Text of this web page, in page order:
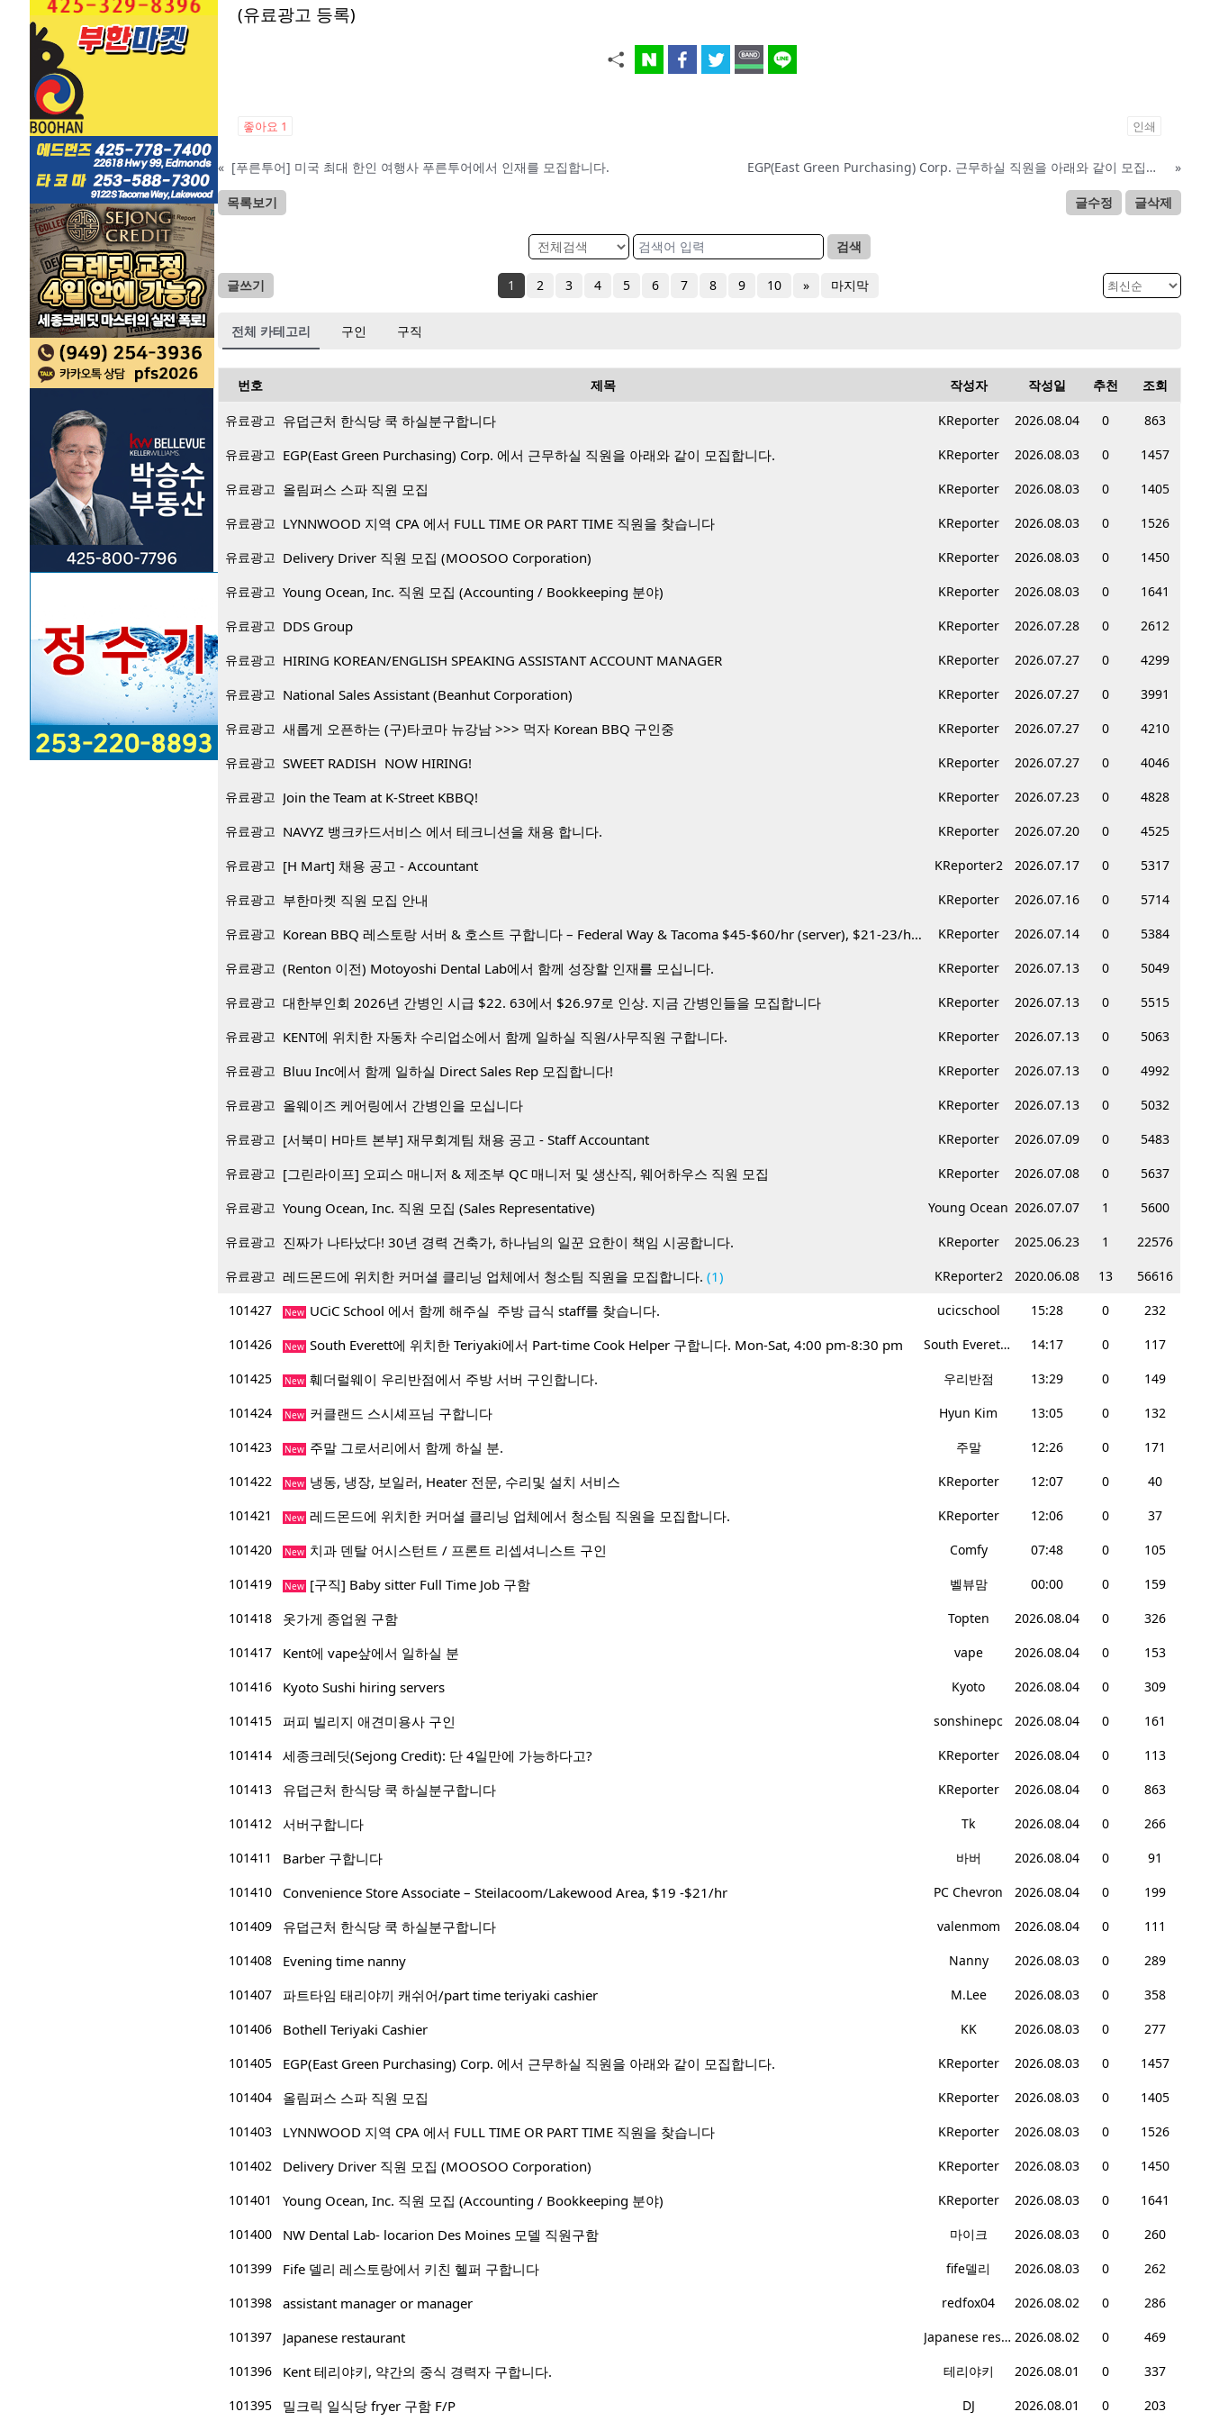
(유료광고 등록)
좋아요 1 인쇄
« [푸른투어] 미국 최대 한인 여행사 푸른투어에서 인재를 모집합니다. EGP(East Green Purchasing) Corp. 근무하실 직원을 아래와 같이 모집합니다. »
목록보기 글수정 글삭제
검색
글쓰기 1 2 3 4 5 6 7 8 9 10 » 마지막
전체 카테고리 구인 구직
번호 제목 작성자 작성일 추천 조회
유료광고 유덥근처 한식당 쿡 하실분구합니다 KReporter 2026.08.04 0
863
유료광고 EGP(East Green Purchasing) Corp. 에서 근무하실 직원을 아래와 같이 모집합니다. KReporter 2026.08.03 0
1457
유료광고 올림퍼스 스파 직원 모집 KReporter 2026.08.03 0
1405
유료광고 LYNNWOOD 지역 CPA 에서 FULL TIME OR PART TIME 직원을 찾습니다 KReporter 2026.08.03 0
1526
유료광고 Delivery Driver 직원 모집 (MOOSOO Corporation) KReporter 2026.08.03 0
1450
유료광고 Young Ocean, Inc. 직원 모집 (Accounting / Bookkeeping 분야) KReporter 2026.08.03 0
1641
유료광고 DDS Group KReporter 2026.07.28 0
2612
유료광고 HIRING KOREAN/ENGLISH SPEAKING ASSISTANT ACCOUNT MANAGER KReporter 2026.07.27 0
4299
유료광고 National Sales Assistant (Beanhut Corporation) KReporter 2026.07.27 0
3991
유료광고 새롭게 오픈하는 (구)타코마 뉴강남 >>> 먹자 Korean BBQ 구인중 KReporter 2026.07.27 0
4210
유료광고 SWEET RADISH NOW HIRING! KReporter 2026.07.27 0
4046
유료광고 Join the Team at K-Street KBBQ! KReporter 2026.07.23 0
4828
유료광고 NAVYZ 뱅크카드서비스 에서 테크니션을 채용 합니다. KReporter 2026.07.20 0
4525
유료광고 [H Mart] 채용 공고 - Accountant KReporter2 2026.07.17 0
5317
유료광고 부한마켓 직원 모집 안내 KReporter 2026.07.16 0
5714
유료광고
Korean BBQ 레스토랑 서버 & 호스트 구합니다 – Federal Way & Tacoma $45-$60/hr (server), $21-23/hr (Host) KReporter 2026.07.14 0
5384
유료광고 (Renton 이전) Motoyoshi Dental Lab에서 함께 성장할 인재를 모십니다. KReporter 2026.07.13 0
5049
유료광고 대한부인회 2026년 간병인 시급 $22. 63에서 $26.97로 인상. 지금 간병인들을 모집합니다 KReporter 2026.07.13 0
5515
유료광고 KENT에 위치한 자동차 수리업소에서 함께 일하실 직원/사무직원 구합니다. KReporter 2026.07.13 0
5063
유료광고 Bluu Inc에서 함께 일하실 Direct Sales Rep 모집합니다! KReporter 2026.07.13 0
4992
유료광고 올웨이즈 케어링에서 간병인을 모십니다 KReporter 2026.07.13 0
5032
유료광고 [서북미 H마트 본부] 재무회계팀 채용 공고 - Staff Accountant KReporter 2026.07.09 0
5483
유료광고 [그린라이프] 오피스 매니저 & 제조부 QC 매니저 및 생산직, 웨어하우스 직원 모집 KReporter 2026.07.08 0
5637
유료광고 Young Ocean, Inc. 직원 모집 (Sales Representative) Young Ocean 2026.07.07 1
5600
유료광고 진짜가 나타났다! 30년 경력 건축가, 하나님의 일꾼 요한이 책임 시공합니다. KReporter 2025.06.23 1
22576
유료광고 레드몬드에 위치한 커머셜 클리닝 업체에서 청소팀 직원을 모집합니다. (1) KReporter2 2020.06.08 13
56616
101427
New UCiC School 에서 함께 해주실 주방 급식 staff를 찾습니다. ucicschool 15:28 0
232
101426
New South Everett에 위치한 Teriyaki에서 Part-time Cook Helper 구합니다. Mon-Sat, 4:00 pm-8:30 pm South Everett Teriyaki 14:17 0
117
101425
New 훼더럴웨이 우리반점에서 주방 서버 구인합니다. 우리반점 13:29 0
149
101424
New 커클랜드 스시셰프님 구합니다 Hyun Kim 13:05 0
132
101423
New 주말 그로서리에서 함께 하실 분. 주말 12:26 0
171
101422
New 냉동, 냉장, 보일러, Heater 전문, 수리및 설치 서비스 KReporter 12:07 0
40
101421
New 레드몬드에 위치한 커머셜 클리닝 업체에서 청소팀 직원을 모집합니다. KReporter 12:06 0
37
101420
New 치과 덴탈 어시스턴트 / 프론트 리셉셔니스트 구인 Comfy 07:48 0
105
101419
New [구직] Baby sitter Full Time Job 구함 벨뷰맘 00:00 0
159
101418
옷가게 종업원 구함 Topten 2026.08.04 0
326
101417
Kent에 vape샆에서 일하실 분 vape 2026.08.04 0
153
101416
Kyoto Sushi hiring servers Kyoto 2026.08.04 0
309
101415
퍼피 빌리지 애견미용사 구인 sonshinepc 2026.08.04 0
161
101414
세종크레딧(Sejong Credit): 단 4일만에 가능하다고? KReporter 2026.08.04 0
113
101413
유덥근처 한식당 쿡 하실분구합니다 KReporter 2026.08.04 0
863
101412
서버구합니다 Tk 2026.08.04 0
266
101411
Barber 구합니다 바버 2026.08.04 0
91
101410
Convenience Store Associate – Steilacoom/Lakewood Area, $19 -$21/hr PC Chevron 2026.08.04 0
199
101409
유덥근처 한식당 쿡 하실분구합니다 valenmom 2026.08.04 0
111
101408
Evening time nanny Nanny 2026.08.03 0
289
101407
파트타임 태리야끼 캐쉬어/part time teriyaki cashier M.Lee 2026.08.03 0
358
101406
Bothell Teriyaki Cashier KK 2026.08.03 0
277
101405
EGP(East Green Purchasing) Corp. 에서 근무하실 직원을 아래와 같이 모집합니다. KReporter 2026.08.03 0
1457
101404
올림퍼스 스파 직원 모집 KReporter 2026.08.03 0
1405
101403
LYNNWOOD 지역 CPA 에서 FULL TIME OR PART TIME 직원을 찾습니다 KReporter 2026.08.03 0
1526
101402
Delivery Driver 직원 모집 (MOOSOO Corporation) KReporter 2026.08.03 0
1450
101401
Young Ocean, Inc. 직원 모집 (Accounting / Bookkeeping 분야) KReporter 2026.08.03 0
1641
101400
NW Dental Lab- locarion Des Moines 모델 직원구함 마이크 2026.08.03 0
260
101399
Fife 델리 레스토랑에서 키친 헬퍼 구합니다 fife델리 2026.08.03 0
262
101398
assistant manager or manager redfox04 2026.08.02 0
286
101397
Japanese restaurant Japanese restaurant 2026.08.02 0
469
101396
Kent 테리야키, 약간의 중식 경력자 구합니다. 테리야키 2026.08.01 0
337
101395
밀크릭 일식당 fryer 구함 F/P DJ 2026.08.01 0 203